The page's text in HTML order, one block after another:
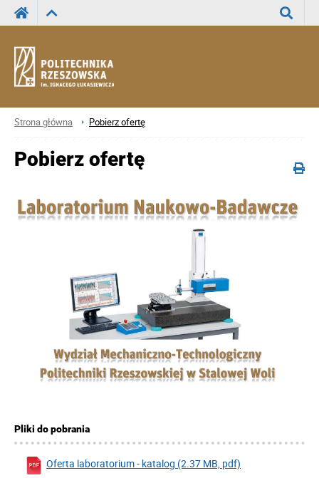
Strona główna Pobierz ofertę
Pobierz ofertę
Pliki do pobrania
Oferta laboratorium - katalog (2.37 MB, pdf)